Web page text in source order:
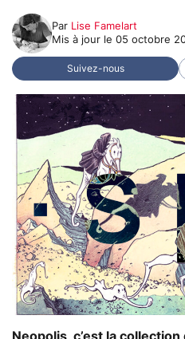
Par Lise Famelart
Mis à jour le 05 octobre
Suivez-nous